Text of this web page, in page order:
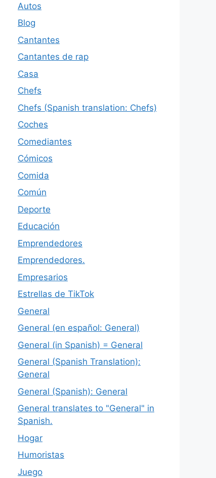
Autos
Blog
Cantantes
Cantantes de rap
Casa
Chefs
Chefs (Spanish translation: Chefs)
Coches
Comediantes
Cómicos
Comida
Común
Deporte
Educación
Emprendedores
Emprendedores.
Empresarios
Estrellas de TikTok
General
General (en español: General)
General (in Spanish) = General
General (Spanish Translation):
General
General (Spanish): General
General translates to "General" in
Spanish.
Hogar
Humoristas
Juego